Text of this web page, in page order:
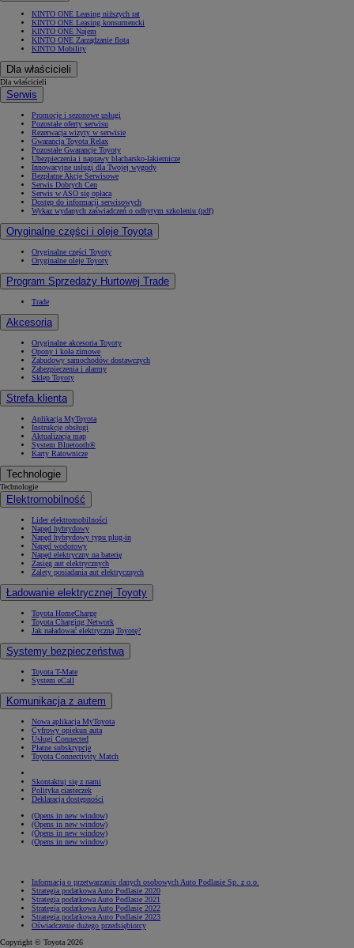
KINTO ONE Leasing niższych rat
KINTO ONE Leasing konsumencki
KINTO ONE Najem
KINTO ONE Zarządzanie flotą
KINTO Mobility
Dla właścicieli
Dla właścicieli
Serwis
Promocje i sezonowe usługi
Pozostałe oferty serwisu
Rezerwacja wizyty w serwisie
Gwarancja Toyota Relax
Pozostałe Gwarancje Toyoty
Ubezpieczenia i naprawy blacharsko-lakiernicze
Innowacyjne usługi dla Twojej wygody
Bezpłatne Akcje Serwisowe
Serwis Dobrych Cen
Serwis w ASO się opłaca
Dostęp do informacji serwisowych
Wykaz wydanych zaświadczeń o odbytym szkoleniu (pdf)
Oryginalne części i oleje Toyota
Oryginalne części Toyoty
Oryginalne oleje Toyoty
Program Sprzedaży Hurtowej Trade
Trade
Akcesoria
Oryginalne akcesoria Toyoty
Opony i koła zimowe
Zabudowy samochodów dostawczych
Zabezpieczenia i alarmy
Sklep Toyoty
Strefa klienta
Aplikacja MyToyota
Instrukcje obsługi
Aktualizacja map
System Bluetooth®
Karty Ratownicze
Technologie
Technologie
Elektromobilność
Lider elektromobilności
Napęd hybrydowy
Napęd hybrydowy typu plug-in
Napęd wodorowy
Napęd elektryczny na baterię
Zasięg aut elektrycznych
Zalety posiadania aut elektrycznych
Ładowanie elektrycznej Toyoty
Toyota HomeCharge
Toyota Charging Network
Jak naładować elektryczną Toyotę?
Systemy bezpieczeństwa
Toyota T-Mate
System eCall
Komunikacja z autem
Nowa aplikacja MyToyota
Cyfrowy opiekun auta
Usługi Connected
Płatne subskrypcje
Toyota Connectivity Match
Skontaktuj się z nami
Polityka ciasteczek
Deklaracja dostępności
(Opens in new window)
(Opens in new window)
(Opens in new window)
(Opens in new window)
Informacja o przetwarzaniu danych osobowych Auto Podlasie Sp. z o.o.
Strategia podatkowa Auto Podlasie 2020
Strategia podatkowa Auto Podlasie 2021
Strategia podatkowa Auto Podlasie 2022
Strategia podatkowa Auto Podlasie 2023
Oświadczenie dużego przedsiębiorcy
Copyright © Toyota 2026